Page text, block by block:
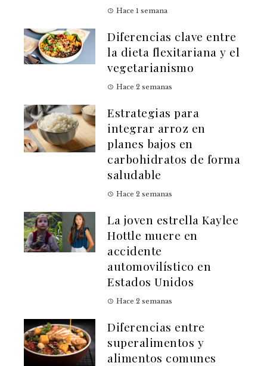
Hace 1 semana
Diferencias clave entre
la dieta flexitariana y el
vegetarianismo
Hace 2 semanas
Estrategias para
integrar arroz en
planes bajos en
carbohidratos de forma
saludable
Hace 2 semanas
La joven estrella Kaylee
Hottle muere en
accidente
automovilístico en
Estados Unidos
Hace 2 semanas
Diferencias entre
superalimentos y
alimentos comunes